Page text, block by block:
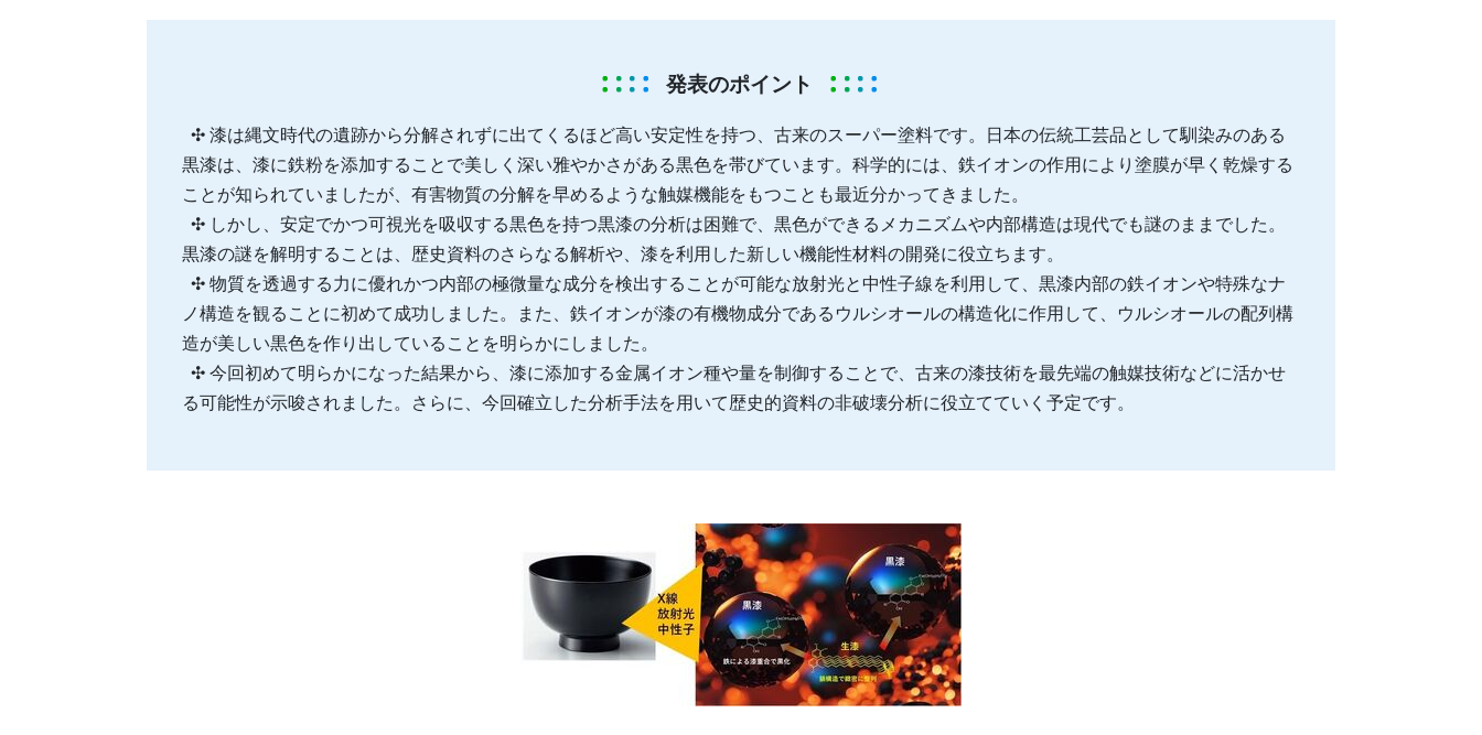
発表のポイント
✣ 漆は縄文時代の遺跡から分解されずに出てくるほど高い安定性を持つ、古来のスーパー塗料です。日本の伝統工芸品として馴染みのある
黒漆は、漆に鉄粉を添加することで美しく深い雅やかさがある黒色を帯びています。科学的には、鉄イオンの作用により塗膜が早く乾燥する
ことが知られていましたが、有害物質の分解を早めるような触媒機能をもつことも最近分かってきました。
✣ しかし、安定でかつ可視光を吸収する黒色を持つ黒漆の分析は困難で、黒色ができるメカニズムや内部構造は現代でも謎のままでした。
黒漆の謎を解明することは、歴史資料のさらなる解析や、漆を利用した新しい機能性材料の開発に役立ちます。
✣ 物質を透過する力に優れかつ内部の極微量な成分を検出することが可能な放射光と中性子線を利用して、黒漆内部の鉄イオンや特殊なナ
ノ構造を観ることに初めて成功しました。また、鉄イオンが漆の有機物成分であるウルシオールの構造化に作用して、ウルシオールの配列構
造が美しい黒色を作り出していることを明らかにしました。
✣ 今回初めて明らかになった結果から、漆に添加する金属イオン種や量を制御することで、古来の漆技術を最先端の触媒技術などに活かせ
る可能性が示唆されました。さらに、今回確立した分析手法を用いて歴史的資料の非破壊分析に役立てていく予定です。